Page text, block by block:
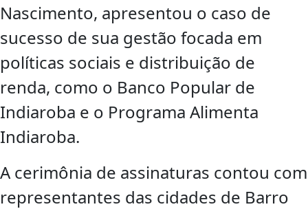
Nascimento, apresentou o caso de
sucesso de sua gestão focada em
políticas sociais e distribuição de
renda, como o Banco Popular de
Indiaroba e o Programa Alimenta
Indiaroba.
A cerimônia de assinaturas contou com
representantes das cidades de Barro